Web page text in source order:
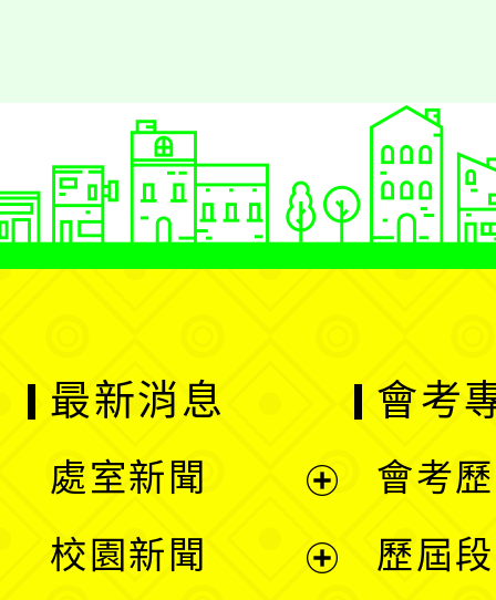
最新消息
處室新聞
校園新聞
會考
會考
歷屆